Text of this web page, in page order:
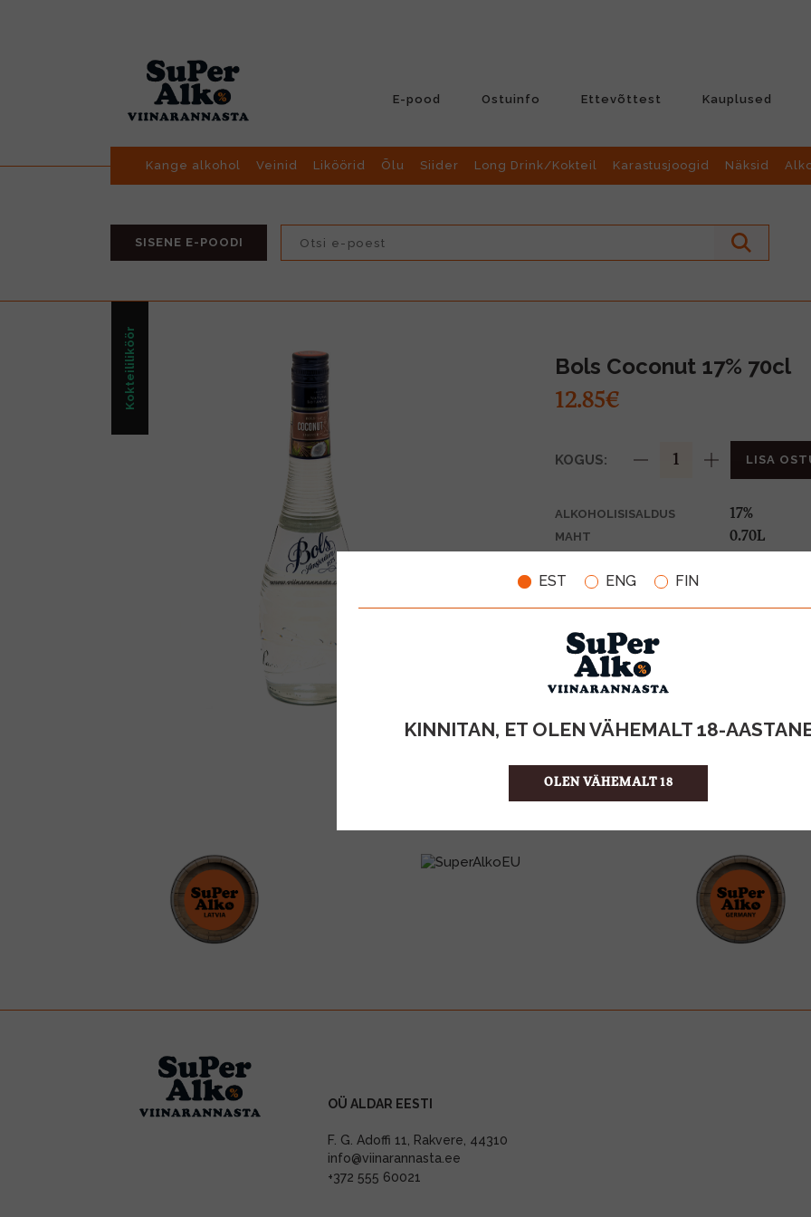
EST ENG FIN
KINNITAN, ET OLEN VÄHEMALT 18-
OLEN VÄHEMALT 18
E-pood Ostuinfo Ettevõttest Kauplused
Kange alkohol Veinid Liköörid Õlu Siider Long Drink/Kokteil Karastusjoogid Näksid
SISENE E-POODI
Kokteililiköör Bols Coconut 17% 70cl
12.85€
KOGUS: LISA
ALKOHOLISISALDUS 17%
MAHT 0.70L
TOOTE LIIK
ÜHIKU HIND
KOGUS KASTIS
OÜ ALDAR EESTI
F. G. Adoffi 11, Rakvere, 44310
info@viinarannasta.ee
+372 555 60021